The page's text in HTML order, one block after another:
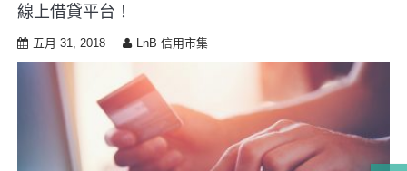
線上借貸平台！
五月 31, 2018 LnB 信用市集